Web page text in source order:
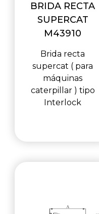
BRIDA RECTA
SUPERCAT
M43910
Brida recta
supercat ( para
máquinas
caterpillar ) tipo
Interlock